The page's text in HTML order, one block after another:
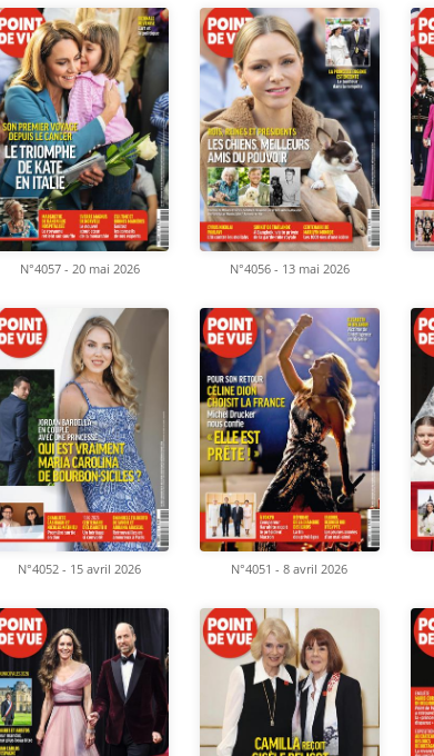
N°4057 - 20 mai 2026 N°4056 - 13 mai 2026
N°4052 - 15 avril 2026 N°4051 - 8 avril 2026